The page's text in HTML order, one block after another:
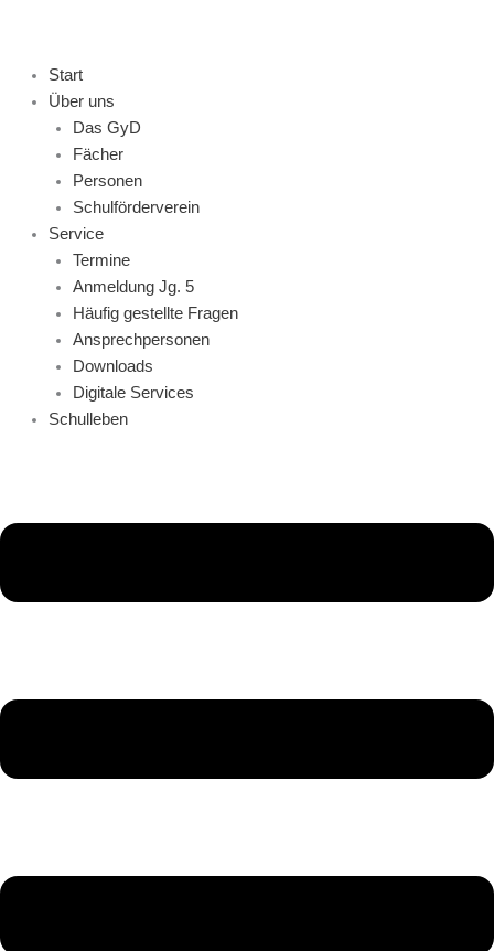
Start
Über uns
Das GyD
Fächer
Personen
Schulförderverein
Service
Termine
Anmeldung Jg. 5
Häufig gestellte Fragen
Ansprechpersonen
Downloads
Digitale Services
Schulleben